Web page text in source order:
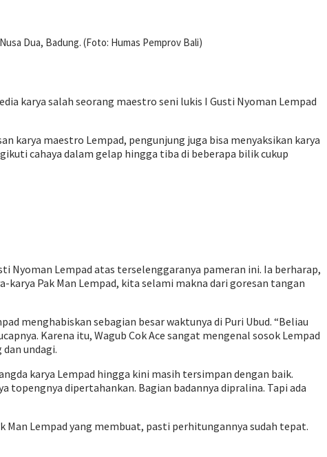
Dua, Badung. (Foto: Humas Pemprov Bali)
karya salah seorang maestro seni lukis I Gusti Nyoman Lempad
karya maestro Lempad, pengunjung juga bisa menyaksikan karya
cahaya dalam gelap hingga tiba di beberapa bilik cukup
Nyoman Lempad atas terselenggaranya pameran ini. Ia berharap,
Pak Man Lempad, kita selami makna dari goresan tangan
menghabiskan sebagian besar waktunya di Puri Ubud. “Beliau
Karena itu, Wagub Cok Ace sangat mengenal sosok Lempad
undagi.
karya Lempad hingga kini masih tersimpan dengan baik.
topengnya dipertahankan. Bagian badannya dipralina. Tapi ada
Man Lempad yang membuat, pasti perhitungannya sudah tepat.